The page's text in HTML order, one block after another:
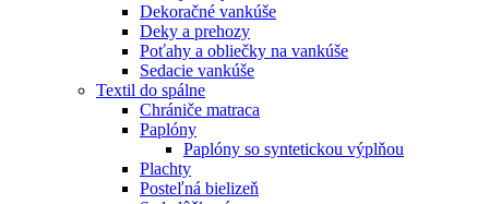
Dekoračné vankúše
Deky a prehozy
Poťahy a obliečky na vankúše
Sedacie vankúše
Textil do spálne
Chrániče matraca
Paplóny
Paplóny so syntetickou výplňou
Plachty
Posteľná bielizeň